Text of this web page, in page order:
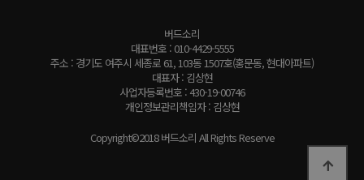
버드소리
대표번호 : 010-4429-5555
주소 : 경기도 여주시 세종로 61, 103동 1507호(홍문동, 현대아파트)
대표자 : 김상현
사업자등록번호 : 430-19-00746
개인정보관리책임자 : 김상현
Copyright©2018 버드소리 All Rights Reserve